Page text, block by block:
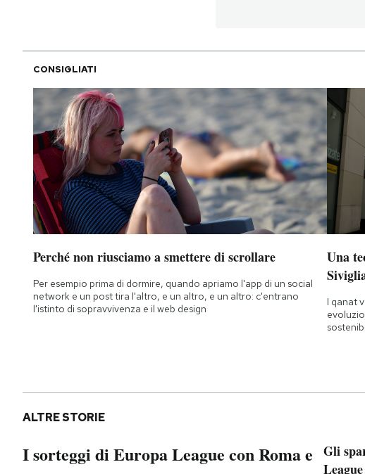
CONSIGLIATI
Perché non riusciamo a smettere di scrollare
Per esempio prima di dormire, quando apriamo l'app di un social
network e un post tira l'altro, e un altro, e un altro: c'entrano
l'istinto di sopravvivenza e il web design
Una
I qanat
ALTRE STORIE
I sorteggi di Europa League con Roma e
Gli
League